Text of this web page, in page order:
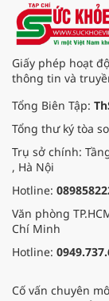
Giấy phép hoạt
thông tin và
Tổng Biên Tập:
Tổng thư ký tòa
Trụ sở chính:
, Hà Nội
Hotline:
Văn phòng
Chí Minh
Hotline:
Cố vấn chuyên